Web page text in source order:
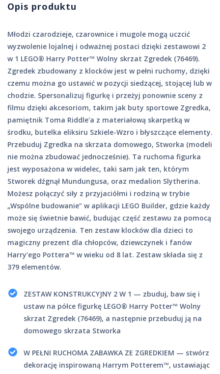
Opis produktu
Młodzi czarodzieje, czarownice i mugole mogą uczcić
wyzwolenie lojalnej i odważnej postaci dzięki zestawowi 2
w 1 LEGO® Harry Potter™ Wolny skrzat Zgredek (76469).
Zgredek zbudowany z klocków jest w pełni ruchomy, dzięki
czemu można go ustawić w pozycji siedzącej, stojącej lub w
chodzie. Spersonalizuj figurkę i przeżyj ponownie sceny z
filmu dzięki akcesoriom, takim jak buty sportowe Zgredka,
pamiętnik Toma Riddle'a z materiałową skarpetką w
środku, butelka eliksiru Szkiele-Wzro i błyszczące elementy.
Przebuduj Zgredka na skrzata domowego, Stworka (modeli
nie można zbudować jednocześnie). Ta ruchoma figurka
jest wyposażona w widelec, taki sam jak ten, którym
Stworek dźgnął Mundungusa, oraz medalion Slytherina.
Możesz połączyć siły z przyjaciółmi i rodziną w trybie
„Wspólne budowanie” w aplikacji LEGO Builder, gdzie każdy
może się świetnie bawić, budując część zestawu za pomocą
swojego urządzenia. Ten zestaw klocków dla dzieci to
magiczny prezent dla chłopców, dziewczynek i fanów
Harry’ego Pottera™ w wieku od 8 lat. Zestaw składa się z
379 elementów.
ZESTAW KONSTRUKCYJNY 2 W 1 — zbuduj, baw się i
ustaw na półce figurkę LEGO® Harry Potter™ Wolny
skrzat Zgredek (76469), a następnie przebuduj ją na
domowego skrzata Stworka
W PEŁNI RUCHOMA ZABAWKA ZE ZGREDKIEM — stwórz
dekorację inspirowaną Harrym Potterem™, ustawiając